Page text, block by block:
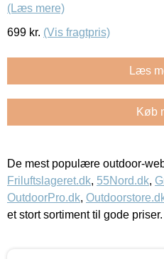
(Læs mere)
699 kr. (Vis fragtpris)
Læs
Køb
De mest populære outdoor-
Friluftslageret.dk, 55Nord.dk,
OutdoorPro.dk,
et stort sortiment til gode priser.